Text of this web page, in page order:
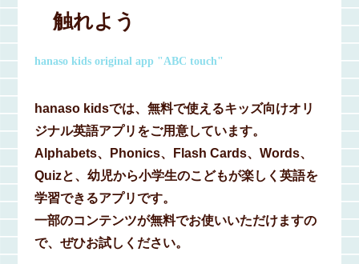
触れよう
hanaso kids original app "ABC touch"
hanaso kidsでは、無料で使えるキッズ向けオリ
ジナル英語アプリをご用意しています。
Alphabets、Phonics、Flash Cards、Words、
Quizと、幼児から小学生のこどもが楽しく英語を
学習できるアプリです。
一部のコンテンツが無料でお使いいただけますの
で、ぜひお試しください。